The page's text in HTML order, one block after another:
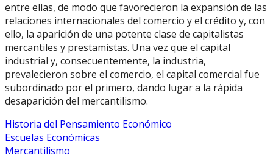
entre ellas, de modo que favorecieron la expansión de las
relaciones internacionales del comercio y el crédito y, con
ello, la aparición de una potente clase de capitalistas
mercantiles y prestamistas. Una vez que el capital
industrial y, consecuentemente, la industria,
prevalecieron sobre el comercio, el capital comercial fue
subordinado por el primero, dando lugar a la rápida
desaparición del mercantilismo.
Historia del Pensamiento Económico
Escuelas Económicas
Mercantilismo